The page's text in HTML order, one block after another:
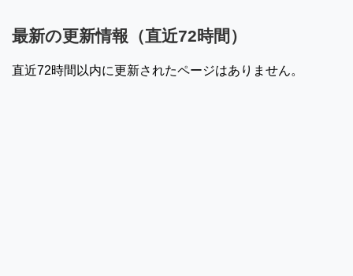
最新の更新情報（直近72時間）
直近72時間以内に更新されたページはありません。